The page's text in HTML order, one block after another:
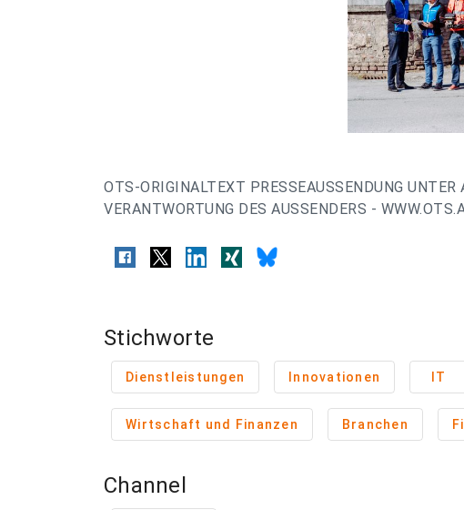
OTS-ORIGINALTEXT PRESSEAUSSENDUNG
VERANTWORTUNG DES AUSSENDERS -
Stichworte
Dienstleistungen Innovationen IT
Wirtschaft und Finanzen Branchen
Channel